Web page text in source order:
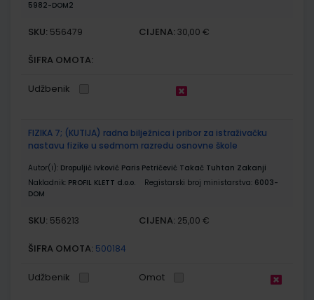
5982-DOM2
SKU: 556479 CIJENA: 30,00 €
ŠIFRA OMOTA:
Udžbenik
FIZIKA 7; (KUTIJA) radna bilježnica i pribor za istraživačku
nastavu fizike u sedmom razredu osnovne škole
Autor(i): Dropuljić Ivković Paris Petričević Takač Tuhtan Zakanji
Nakladnik: PROFIL KLETT d.o.o. Registarski broj ministarstva: 6003-
DOM
SKU: 556213 CIJENA: 25,00 €
ŠIFRA OMOTA: 500184
Udžbenik Omot